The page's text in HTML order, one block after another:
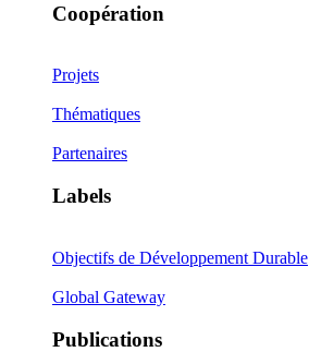
Coopération
Projets
Thématiques
Partenaires
Labels
Objectifs de Développement Durable
Global Gateway
Publications